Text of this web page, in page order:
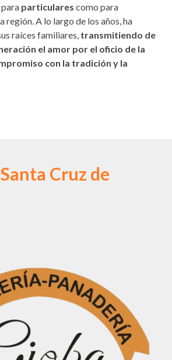
particularescomo para
región. A lo largo de los años, ha
raíces familiares, transmitiendo de
el amor por el oficio de la
con la tradición y la
Cruz de